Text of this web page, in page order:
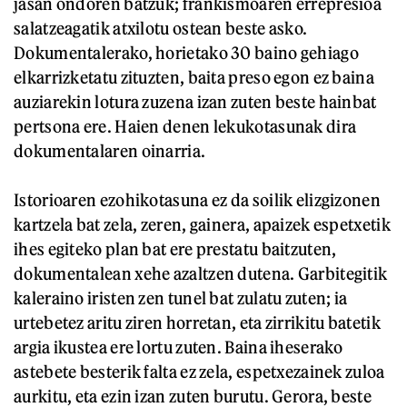
salatzeagatik atxilotu ostean beste asko.
Dokumentalerako, horietako 30 baino gehiago
elkarrizketatu zituzten, baita preso egon ez baina
auziarekin lotura zuzena izan zuten beste hainbat
pertsona ere. Haien denen lekukotasunak dira
dokumentalaren oinarria.
Istorioaren ezohikotasuna ez da soilik elizgizonen
kartzela bat zela, zeren, gainera, apaizek espetxetik
ihes egiteko plan bat ere prestatu baitzuten,
dokumentalean xehe azaltzen dutena. Garbitegitik
kaleraino iristen zen tunel bat zulatu zuten; ia
urtebetez aritu ziren horretan, eta zirrikitu batetik
argia ikustea ere lortu zuten. Baina iheserako
astebete besterik falta ez zela, espetxezainek zuloa
aurkitu, eta ezin izan zuten burutu. Gerora, beste